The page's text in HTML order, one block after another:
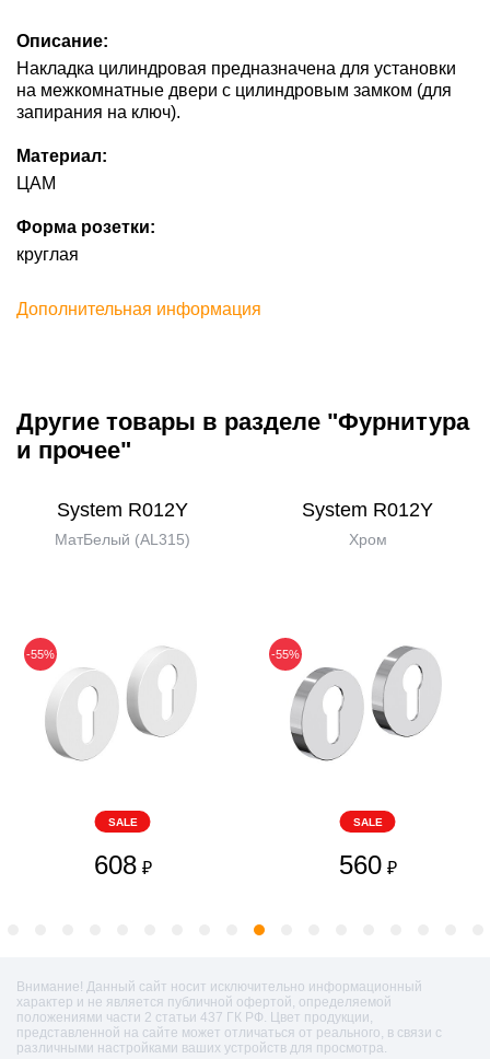
Описание:
Накладка цилиндровая предназначена для установки
на межкомнатные двери с цилиндровым замком (для
запирания на ключ).
Материал:
ЦАМ
Форма розетки:
круглая
Дополнительная информация
Другие товары в разделе "Фурнитура
и прочее"
System R012Y
МатБелый (AL315)
-55%
SALE
608 ₽
System R012Y
Хром
-55%
SALE
560 ₽
Внимание! Данный сайт носит исключительно информационный
характер и не является публичной офертой, определяемой
положениями части 2 статьи 437 ГК РФ. Цвет продукции,
представленной на сайте может отличаться от реального, в связи с
различными настройками ваших устройств для просмотра.